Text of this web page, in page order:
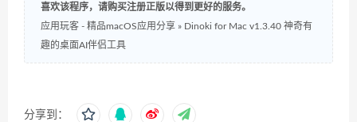
喜欢该程序，请购买注册正版以得到更好的服务。
应用玩客 - 精品macOS应用分享 » Dinoki for Mac v1.3.40 神奇有
趣的桌面AI伴侣工具
分享到：